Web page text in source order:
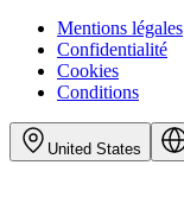
Mentions légales
Confidentialité
Cookies
Conditions
United States